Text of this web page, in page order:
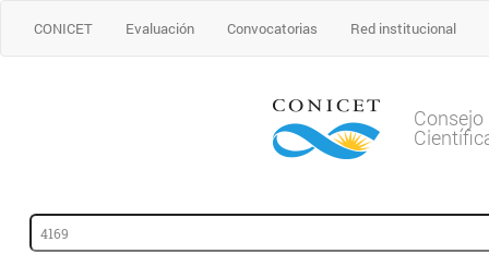
CONICET Evaluación Convocatorias Red institucional